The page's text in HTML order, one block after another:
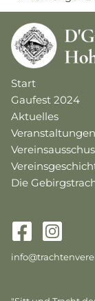
Start
Gaufest 2024
Aktuelles
Die